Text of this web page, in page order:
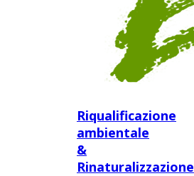
Riqualificazione
ambientale
&
Rinaturalizzazione